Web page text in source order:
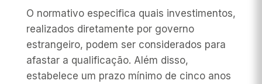
O normativo especifica quais investimentos,
realizados diretamente por governo
estrangeiro, podem ser considerados para
afastar a qualificação. Além disso,
estabelece um prazo mínimo de cinco anos